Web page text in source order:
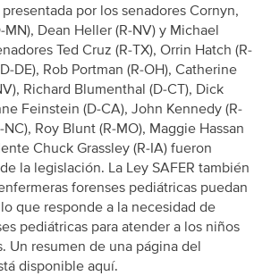
presentada por los senadores Cornyn,
Dean Heller (R-NV) y Michael
Ted Cruz (R-TX), Orrin Hatch (R-
DE), Rob Portman (R-OH), Catherine
Richard Blumenthal (D-CT), Dick
Feinstein (D-CA), John Kennedy (R-
Roy Blunt (R-MO), Maggie Hassan
Chuck Grassley (R-IA) fueron
la legislación. La Ley SAFER también
forenses pediátricas puedan
que responde a la necesidad de
pediátricas para atender a los niños
Un resumen de una página del
disponible aquí.